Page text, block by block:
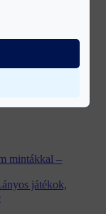
játékok,